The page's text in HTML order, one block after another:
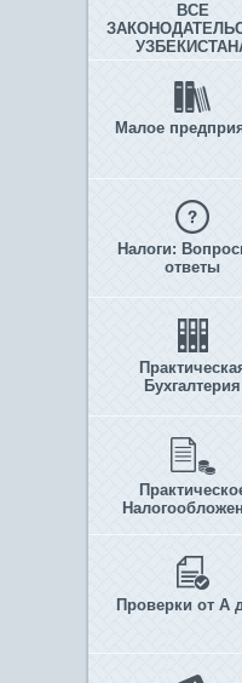
ВСЕ
Малое
Налоги:
ответы
Бухгалтерия
Проверки от А